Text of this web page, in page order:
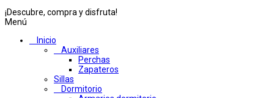
¡Descubre, compra y disfruta!
Menú
Inicio
Auxiliares
Perchas
Zapateros
Sillas
Dormitorio